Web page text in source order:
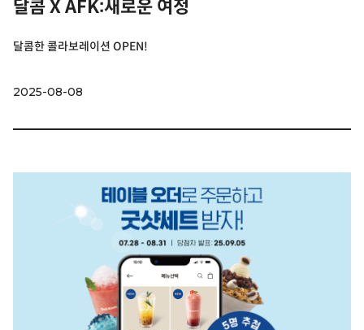
달콤 X AFK:새로운 여정
달콤한 콜라보레이션 OPEN!
2025-08-08